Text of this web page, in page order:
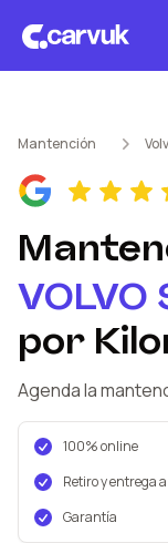
Mantención
Revisión técnica
Mantención
VOLVO
por
Agenda la
100% online
Retiro y entrega
Garantía